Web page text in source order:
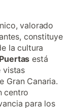
valorado
constituye
la cultura
está
vistas
Gran Canaria.
centro
para los